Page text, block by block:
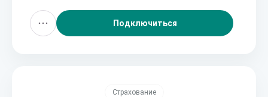
Подключиться
Страхование